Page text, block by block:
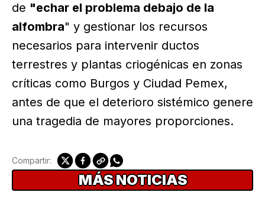
de "echar el problema debajo de la
alfombra" y gestionar los recursos
necesarios para intervenir ductos
terrestres y plantas criogénicas en zonas
críticas como Burgos y Ciudad Pemex,
antes de que el deterioro sistémico genere
una tragedia de mayores proporciones.
Compartir:
MÁS NOTICIAS